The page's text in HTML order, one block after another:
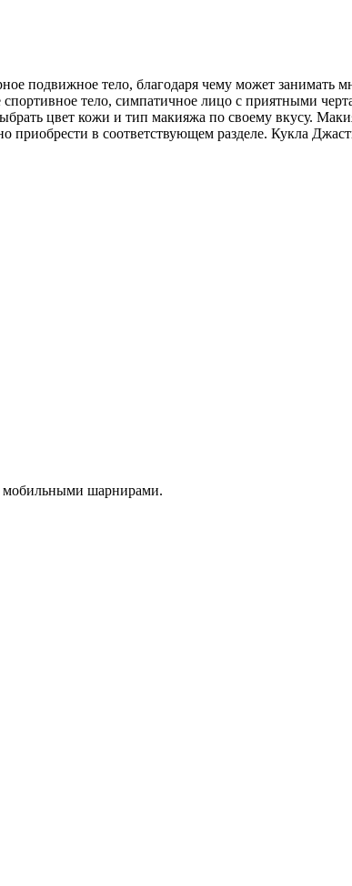
тело, благодаря чему может занимать
тело, симпатичное лицо с приятными
цвет кожи и тип макияжа по своему вкусу.
в соответствующем разделе. Кукла
мобильными шарнирами.